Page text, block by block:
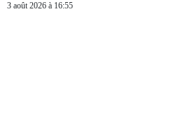
3 août 2026 à 16:55